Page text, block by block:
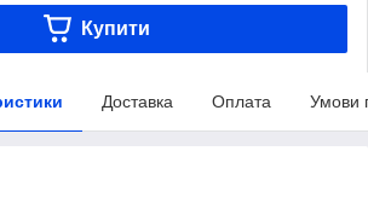
Купити
Доставка Оплата Умови